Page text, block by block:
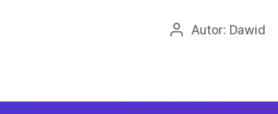
AutorAutor: Dawid